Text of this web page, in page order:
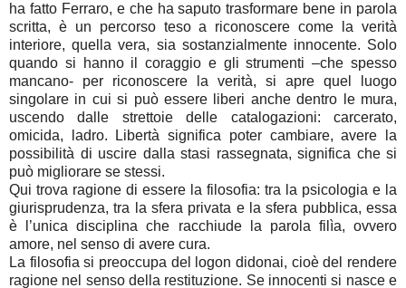
ha fatto Ferraro, e che ha saputo trasformare bene in parola
scritta, è un percorso teso a riconoscere come la verità
interiore, quella vera, sia sostanzialmente innocente. Solo
quando si hanno il coraggio e gli strumenti –che spesso
mancano- per riconoscere la verità, si apre quel luogo
singolare in cui si può essere liberi anche dentro le mura,
uscendo dalle strettoie delle catalogazioni: carcerato,
omicida, ladro. Libertà significa poter cambiare, avere la
possibilità di uscire dalla stasi rassegnata, significa che si
può migliorare se stessi.
Qui trova ragione di essere la filosofia: tra la psicologia e la
giurisprudenza, tra la sfera privata e la sfera pubblica, essa
è l’unica disciplina che racchiude la parola filìa, ovvero
amore, nel senso di avere cura.
La filosofia si preoccupa del logon didonai, cioè del rendere
ragione nel senso della restituzione. Se innocenti si nasce e